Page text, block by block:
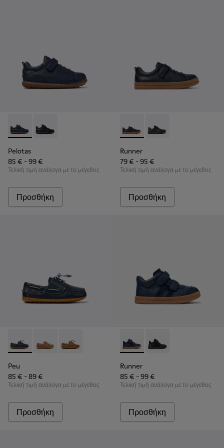
Pelotas - K800316-004 - Μπλε δερμάτινα και υφασμάτινα
Pelotas - K800316-003 - Μαύρα δερμάτινα και
Pelotas
85 € - 99 €
Τελική τιμή ανάλογα με το μέγεθος
Προσθήκη
Runner - K800319-006 -
Runner - K800319-
Runner
79 € - 95 €
Τελική τιμή ανάλογα με το μέγεθος
Προσθήκη
Peu - K800689-002 - Μπλε δερμάτινα ναυτικά παπούτσια
Peu - K800689-004
Peu - K800689-001
Peu
85 € - 89 €
Τελική τιμή ανάλογα με το μέγεθος
Προσθήκη
Runner - K900384-001 -
Runner - K900384-
Runner
85 € - 99 €
Τελική τιμή ανάλογα με το μέγεθος
Προσθήκη